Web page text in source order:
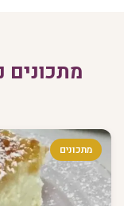
מתכונים
מתכונים